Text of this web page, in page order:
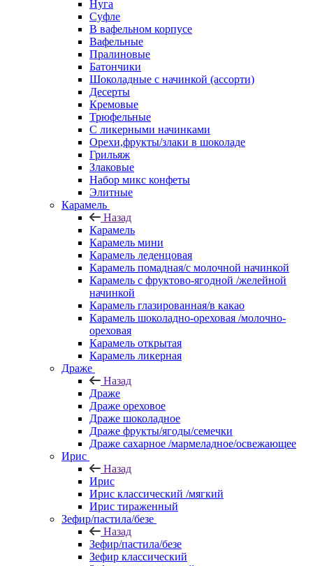
Нуга
Суфле
В вафельном корпусе
Вафельные
Пралиновые
Батончики
Шоколадные с начинкой (ассорти)
Десерты
Кремовые
Трюфельные
С ликерными начинками
Орехи,фрукты/злаки в шоколаде
Грильяж
Злаковые
Набор микс конфеты
Элитные
Карамель
Назад
Карамель
Карамель мини
Карамель леденцовая
Карамель помадная/с молочной начинкой
Карамель с фруктово-ягодной /желейной
начинкой
Карамель глазированная/в какао
Карамель шоколадно-ореховая /молочно-
ореховая
Карамель открытая
Карамель ликерная
Драже
Назад
Драже
Драже ореховое
Драже шоколадное
Драже фрукты/ягоды/семечки
Драже сахарное /мармеладное/освежающее
Ирис
Назад
Ирис
Ирис классический /мягкий
Ирис тираженный
Зефир/пастила/безе
Назад
Зефир/пастила/безе
Зефир классический